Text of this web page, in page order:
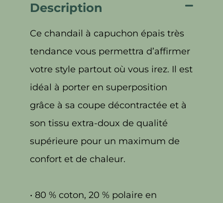
Description
Ce chandail à capuchon épais très
tendance vous permettra d’affirmer
votre style partout où vous irez. Il est
idéal à porter en superposition
grâce à sa coupe décontractée et à
son tissu extra-doux de qualité
supérieure pour un maximum de
confort et de chaleur.
• 80 % coton, 20 % polaire en